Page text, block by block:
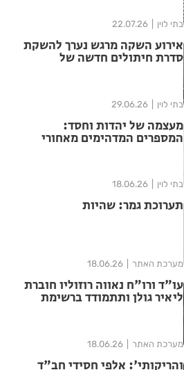
בתי לוין 22.07.26
אירוע השקה מרגש נערך להשקת
סדרת חיתולים חדשה של
בתי לוין 29.06.26
מעצמה של יהדות וחסד:
המספרים המדהימים מאחורי
בתי לוין 18.06.26
תערוכת גמר: שהיות
מערכת האתר 18.06.26
עו"ד ורו"ח נאווה רוזוליו חוברת
ליאיר גולן ותתמודד ברשימת
מערכת האתר 18.06.26
והריקותי': אלפי חסידי חב"ד